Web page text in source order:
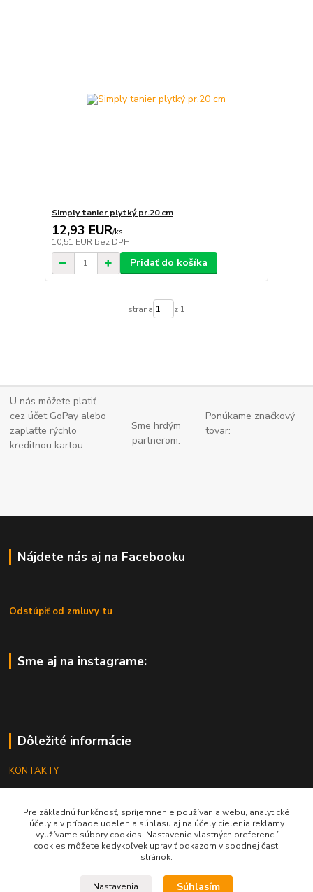
Simply tanier plytký pr.20 cm
12,93 EUR/ks
10,51 EUR bez DPH
Pridať do košíka
strana z 1
U nás môžete platiť
cez účet GoPay alebo
zaplaťte rýchlo
kreditnou kartou.
Sme hrdým
partnerom:
Ponúkame značkový
tovar:
Nájdete nás aj na Facebooku
Odstúpiť od zmluvy tu
Sme aj na instagrame:
Dôležité informácie
KONTAKTY
REKLAMÁCIE
KATALÓGY
Pre základnú funkčnosť, spríjemnenie používania webu, analytické
účely a v prípade udelenia súhlasu aj na účely cielenia reklamy
využívame súbory cookies. Nastavenie vlastných preferencií
cookies môžete kedykoľvek upraviť odkazom v spodnej časti
stránok.
Nastavenia Súhlasím